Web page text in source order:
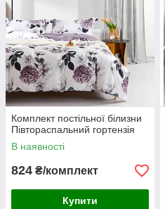
Комплект постільної білизни
Півтораспальний гортензія
В наявності
824 ₴/комплект
Купити